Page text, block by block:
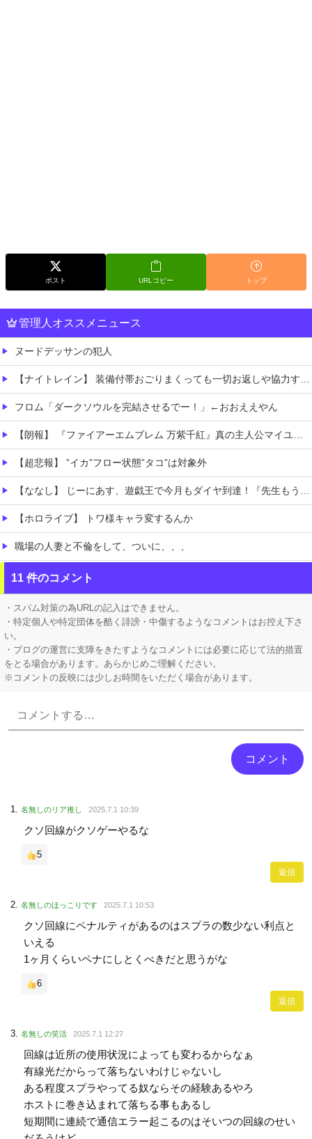
ポスト URLコピー トップ
管理人オススメニュース
ヌードデッサンの犯人
【ナイトレイン】 装備付帯おごりまくっても一切お返しや協力する気がないプレイヤーいるけど…
フロム「ダークソウルを完結させるでー！」←おおええやん
【朗報】 『ファイアーエムブレム 万紫千紅』真の主人公マイユニはキャラメイクが可能
【超悲報】 ”イカ”フロー状態”タコ”は対象外
【ななし】 じーにあす、遊戯王で今月もダイヤ到達！『先生もう笑うしかなくなっとりますやん』『とんでもないバケモンを産み出してしまった』
【ホロライブ】 トワ様キャラ変するんか
職場の人妻と不倫をして、ついに、、、
このパソコン買おうか迷ってるから背中を刺してくれｗｗｗ
移民ベトナム女達の宅飲み、レベチｗｗｗｗｗｗｗｗｗｗｗｗｗｗｗｗｗｗｗｗｗｗｗｗ
11 件のコメント
・スパム対策の為URLの記入はできません。
・特定個人や特定団体を酷く誹謗・中傷するようなコメントはお控え下さ
い。
・ブログの運営に支障をきたすようなコメントには必要に応じて法的措置
をとる場合があります。あらかじめご理解ください。
※コメントの反映には少しお時間をいただく場合があります。
名無しのリア推し 2025.7.1 10:39
クソ回線がクソゲーやるな
5
返信
名無しのほっこりです 2025.7.1 10:53
クソ回線にペナルティがあるのはスプラの数少ない利点と
いえる
1ヶ月くらいペナにしとくべきだと思うがな
6
返信
名無しの笑活 2025.7.1 12:27
回線は近所の使用状況によっても変わるからなぁ
有線光だからって落ちないわけじゃないし
ある程度スプラやってる奴ならその経験あるやろ
ホストに巻き込まれて落ちる事もあるし
短期間に連続で通信エラー起こるのはそいつの回線のせい